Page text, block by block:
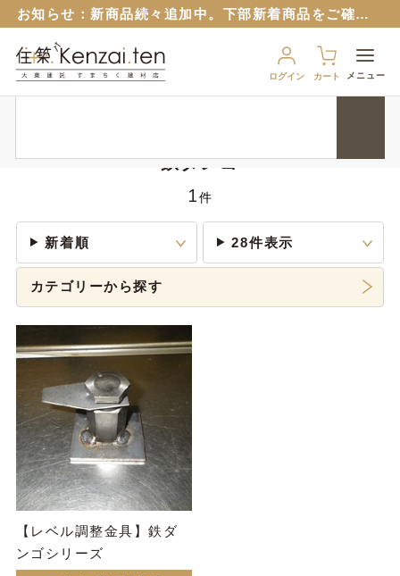
お知らせ： 新商品続々追加中。下部新着商品をご確認ください。
６月１２日からブルーシート販売再開！（８月から値上予定）
９月１７日から、匠ポインとすまちくポイントに連携できるようになりました。 詳細は以下のバナーをクリック！
ログイン カート メニュー
鉄ダンゴ
1件
新着順 28件表示
カテゴリーから探す
【レベル調整金具】鉄ダ
ンゴシリーズ